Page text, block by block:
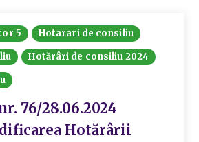
5
Hotarari de consiliu
Hotărâri de consiliu 2024
76/28.06.2024
Hotărârii